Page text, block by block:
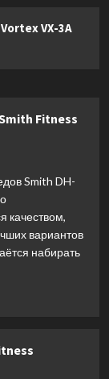
VX-3A
Fitness
Smith DH-
качеством,
вариантов
набирать